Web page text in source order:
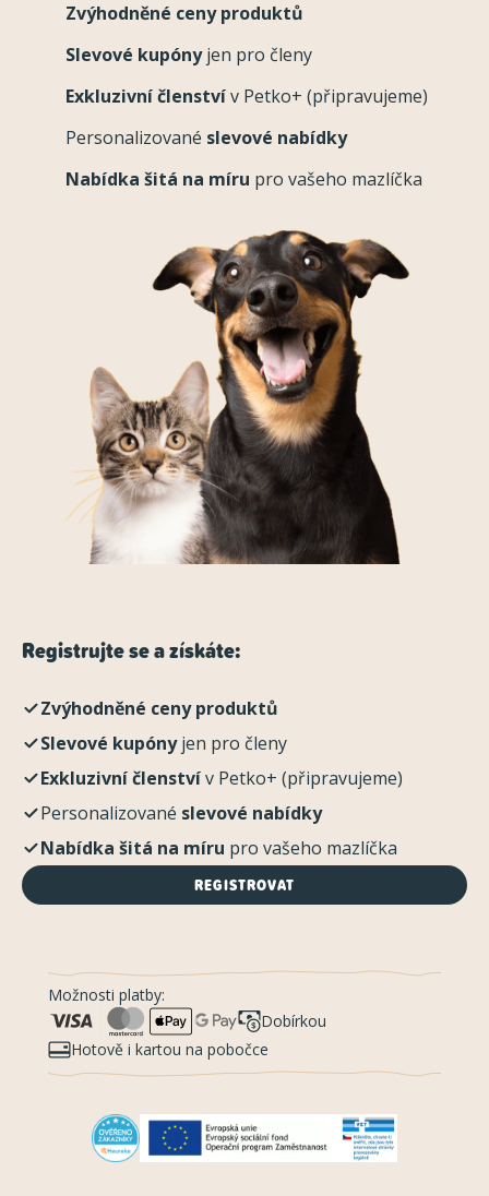
Zvýhodněné ceny produktů
Slevové kupónyjen pro členy
Exkluzivní členstvív Petko+ (připravujeme)
Personalizované slevové nabídky
Nabídka šitá na míru pro vašeho mazlíčka
Registrujte se a získáte:
Zvýhodněné ceny produktů
Slevové kupónyjen pro členy
Exkluzivní členstvív Petko+ (připravujeme)
Personalizované slevové nabídky
Nabídka šitá na míru pro vašeho mazlíčka
REGISTROVAT
Možnosti platby:
Dobírkou
Hotově i kartou na pobočce